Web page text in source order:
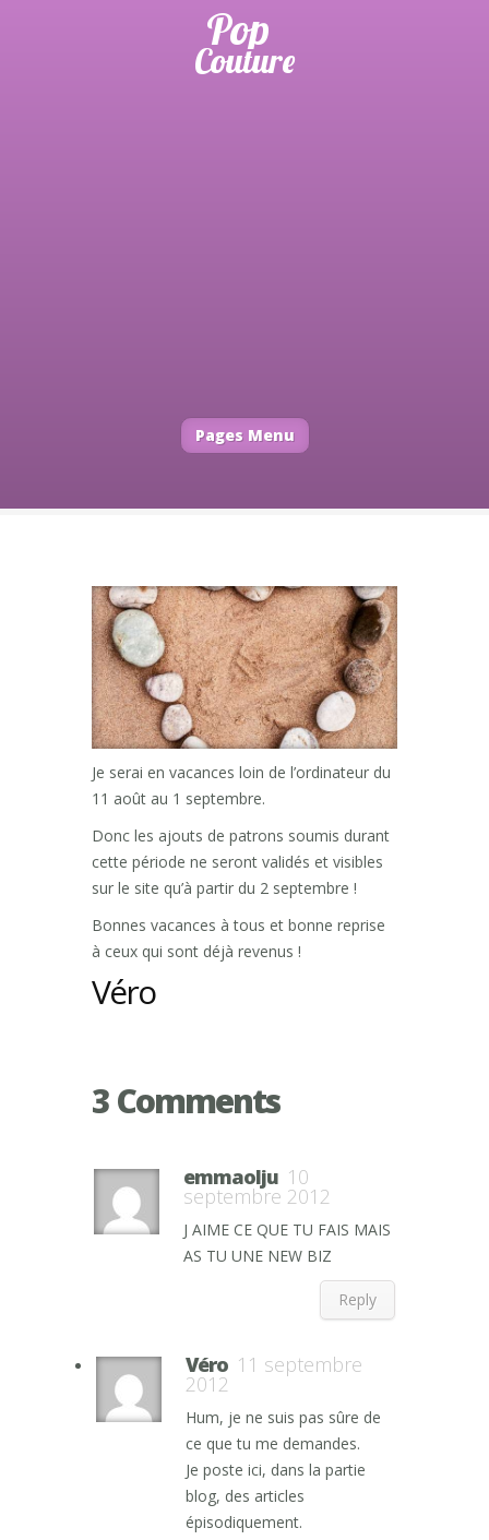
Pages Menu
Je serai en vacances loin de l’ordinateur du
11 août au 1 septembre.
Donc les ajouts de patrons soumis durant
cette période ne seront validés et visibles
sur le site qu’à partir du 2 septembre !
Bonnes vacances à tous et bonne reprise
à ceux qui sont déjà revenus !
Véro
3 Comments
emmaolju 10
septembre 2012
J AIME CE QUE TU FAIS MAIS
AS TU UNE NEW BIZ
Reply
Véro 11 septembre
2012
Hum, je ne suis pas sûre de
ce que tu me demandes.
Je poste ici, dans la partie
blog, des articles
épisodiquement.